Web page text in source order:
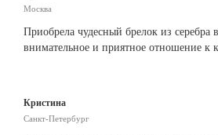
Москва
Приобрела чудесный брелок из
внимательное и приятное отношение к
Кристина
Санкт-Петербург